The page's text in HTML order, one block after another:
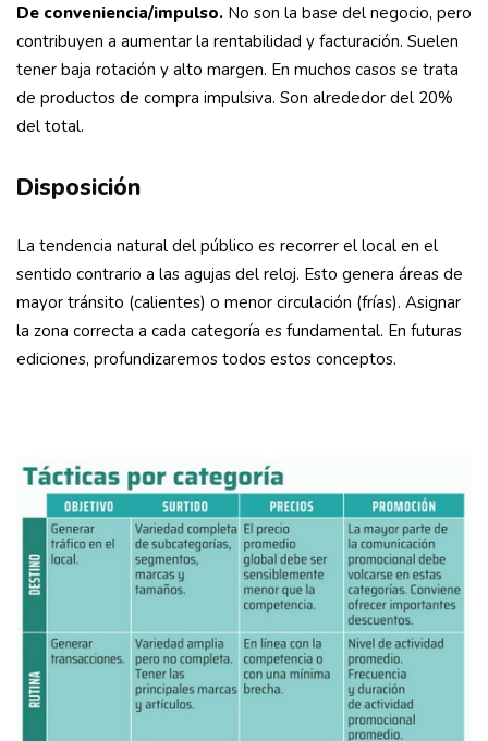
De conveniencia/impulso. No son la base del negocio, pero
contribuyen a aumentar la rentabilidad y facturación. Suelen
tener baja rotación y alto margen. En muchos casos se trata
de productos de compra impulsiva. Son alrededor del 20%
del total.
Disposición
La tendencia natural del público es recorrer el local en el
sentido contrario a las agujas del reloj. Esto genera áreas de
mayor tránsito (calientes) o menor circulación (frías). Asignar
la zona correcta a cada categoría es fundamental. En futuras
ediciones, profundizaremos todos estos conceptos.